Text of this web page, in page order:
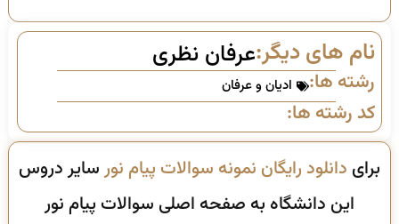
نام های دیگر:عرفان نظری
رشته ها: ادیان و عرفان
کد رشته ها:
برای دانلود رایگان نمونه سوالات پیام نورسایر دروس
این دانشگاه به صفحه اصلی سوالات پیام نور